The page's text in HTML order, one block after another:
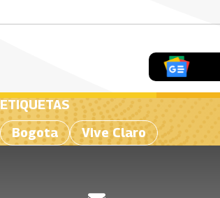
ETIQUETAS
Bogota
Vive Claro